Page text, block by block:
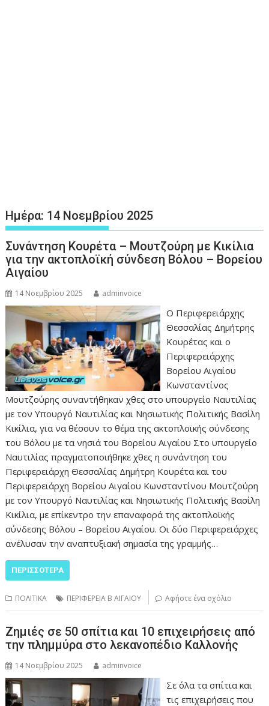
Ημέρα: 14 Νοεμβρίου 2025
Συνάντηση Κουρέτα – Μουτζούρη με Κικίλια
για την ακτοπλοϊκή σύνδεση Βόλου – Βορείου
Αιγαίου
14 Νοεμβρίου 2025 adminvoice
Ο Περιφερειάρχης
Θεσσαλίας Δημήτρης
Κουρέτας και ο
Περιφερειάρχης
Βορείου Αιγαίου
Κωνσταντίνος
Μουτζούρης συναντήθηκαν χθες στο υπουργείο Ναυτιλίας
με τον Υπουργό Ναυτιλίας και Νησιωτικής Πολιτικής Βασίλη
Κικίλια, για να θέσουν το θέμα της ακτοπλοϊκής σύνδεσης
του Βόλου με τα νησιά του Βορείου Αιγαίου Στο υπουργείο
Ναυτιλίας πραγματοποιήθηκε χθες η συνάντηση του
Περιφερειάρχη Θεσσαλίας Δημήτρη Κουρέτα και του
Περιφερειάρχη Βορείου Αιγαίου Κωνσταντίνου Μουτζούρη
με τον Υπουργό Ναυτιλίας και Νησιωτικής Πολιτικής Βασίλη
Κικίλια, με επίκεντρο την επαναφορά της ακτοπλοϊκής
σύνδεσης Βόλου – Βορείου Αιγαίου. Οι δύο Περιφερειάρχες
ανέλυσαν την αναπτυξιακή σημασία της γραμμής…
ΠΕΡΙΣΣΌΤΕΡΑ
ΠΟΛΙΤΙΚΑ ΠΕΡΙΦΕΡΕΙΑ Β ΑΙΓΑΙΟΥ Αφήστε ένα σχόλιο
Ζημιές σε 50 σπίτια και 10 επιχειρήσεις από
την πλημμύρα στο λεκανοπέδιο Καλλονής
14 Νοεμβρίου 2025 adminvoice
Σε όλα τα σπίτια και
τις επιχειρήσεις που